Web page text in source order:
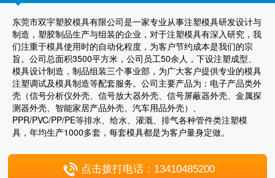
东莞市双宇塑胶模具有限公司是一家专业从事注塑模具研发设计与
制造，塑胶制品生产与组装的企业，对于注塑模具有深入研究，我
们注重于模具使用时的自动化程度，为客户节约成本是我们的宗
旨。公司总面积3500平方米，公司员工50余人，下设注塑成型、
模具设计制造，制品组装三个事业部，为广大客户提供专业的模具
注塑调试及模具制造等配套服务。公司主要产品为：电子产品类外
壳（信号分析仪外壳、信号放大器外壳、信号屏蔽器外壳、金属探
测器外壳、智能家居产品外壳、汽车用品外壳）、
PPR/PVC/PP/PE等排水、给水、灌溉、排气各种管件类注塑模
具，年均生产1000多套，每套模具都是为客户量身定做。
点击拨打电话：13410485200